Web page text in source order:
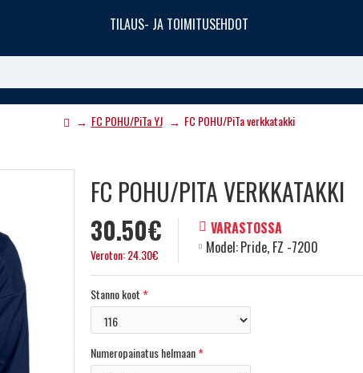
TILAUS- JA TOIMITUSEHDOT
FC POHU/PiTa YJ FC POHU/PiTa verkkatakki
FC POHU/PITA VERKKATAKKI
30.50€
Veroton: 24.30€
VARASTOSSA
Model:Pride, FZ -7200
Stanno koot
Numeropainatus helmaan